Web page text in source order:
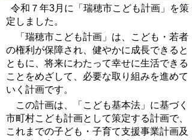
令和７年3月に「瑞穂市こども計画」を策
定しました。
「瑞穂市こども計画」は、こども・若者
の権利が保障され、健やかに成長できると
ともに、将来にわたって幸せに生活できる
ことをめざして、必要な取り組みを進めて
いく計画です。
この計画は、「こども基本法」に基づく
市町村こども計画として策定する計画で、
これまでの子ども・子育て支援事業計画及